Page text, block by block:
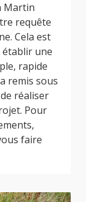
Martin
requête
Cela est
établir une
rapide
remis sous
réaliser
Pour
faire